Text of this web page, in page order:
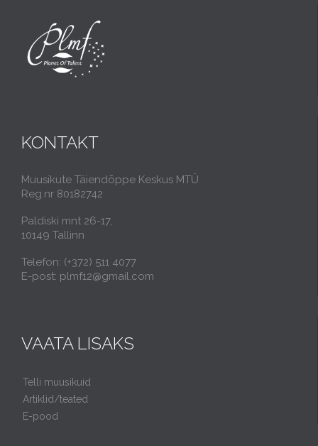
KONTAKT
Muusikute Täiendõppe Keskus MTÜ
Reg.nr 80182742
Paldiski mnt 26-17,
10149 Tallinn
Telefon: (+372) 511 4077
E-post: plmf12@gmail.com
VAATA LISAKS
Telli muusikuid
Artiklid/teated
E-pood